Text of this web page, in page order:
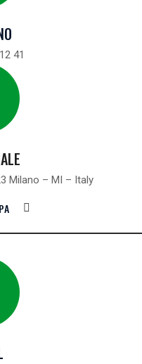
41
Milano – MI – Italy